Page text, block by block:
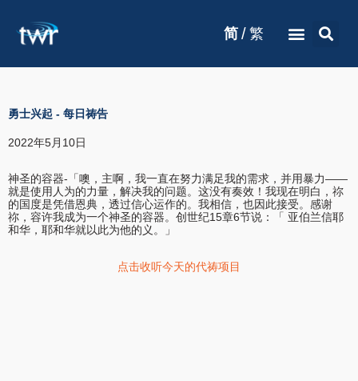
简 / 繁
勇士兴起 - 每日祷告
2022年5月10日
神圣的容器-「噢，主啊，我一直在努力满足我的需求，并用暴力——
就是使用人为的力量，解决我的问题。这没有奏效！我现在明白，祢
的国度是凭借恩典，透过信心运作的。我相信，也因此接受。感谢
祢，容许我成为一个神圣的容器。创世纪15章6节说：「 亚伯兰信耶
和华，耶和华就以此为他的义。」
点击收听今天的代祷项目